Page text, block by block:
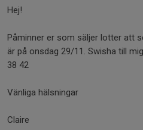
Hej!
Påminner er som säljer lotter att
är på onsdag 29/11. Swisha till
38 42
Vänliga hälsningar
Claire